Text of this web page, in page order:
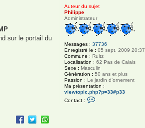
Auteur du sujet
Philippe
Administrateur
Messages : 37736
Enregistré le : 05 sept. 2009 20:37
Commune : Ruitz
Localisation : 62 Pas de Calais
Sexe : Masculin
Génération : 50 ans et plus
Passion : Le jardin d'ornement
Ma présentation :
viewtopic.php?p=33#p33
Contact :
sur le portail du